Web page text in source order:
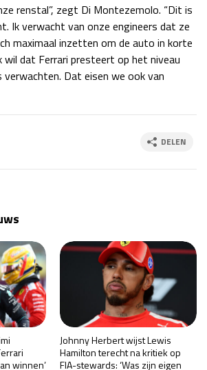
za 19:00 - 20:00
renstal”, zegt Di Montezemolo. “Dit is
Ik verwacht van onze engineers dat ze
maximaal inzetten om de auto in korte
wil dat Ferrari presteert op het niveau
Dat eisen we ook van
DELEN
winnen’
Johnny Herbert wijst Lewis
Hamilton terecht na kritiek op
FIA-stewards: ‘Was zijn eigen